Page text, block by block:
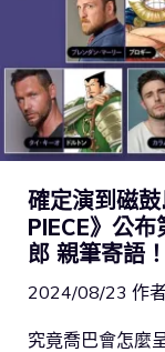
確定演到磁
PIECE》公
郎 親筆寄語！
2024/08/23 作
究竟喬巴會怎麼